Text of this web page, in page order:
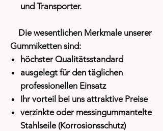
und Transporter.
Die wesentlichen Merkmale unserer
Gummiketten sind:
höchster Qualitätsstandard
ausgelegt für den täglichen
professionellen Einsatz
Ihr vorteil bei uns attraktive Preise
verzinkte oder messingummantelte
Stahlseile (Korrosionsschutz)